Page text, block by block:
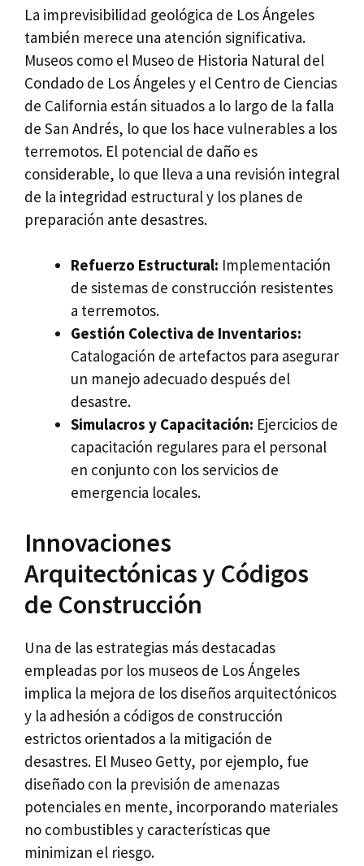
La imprevisibilidad geológica de Los Ángeles
también merece una atención significativa.
Museos como el Museo de Historia Natural del
Condado de Los Ángeles y el Centro de Ciencias
de California están situados a lo largo de la falla
de San Andrés, lo que los hace vulnerables a los
terremotos. El potencial de daño es
considerable, lo que lleva a una revisión integral
de la integridad estructural y los planes de
preparación ante desastres.
Refuerzo Estructural: Implementación
de sistemas de construcción resistentes
a terremotos.
Gestión Colectiva de Inventarios:
Catalogación de artefactos para asegurar
un manejo adecuado después del
desastre.
Simulacros y Capacitación: Ejercicios de
capacitación regulares para el personal
en conjunto con los servicios de
emergencia locales.
Innovaciones
Arquitectónicas y Códigos
de Construcción
Una de las estrategias más destacadas
empleadas por los museos de Los Ángeles
implica la mejora de los diseños arquitectónicos
y la adhesión a códigos de construcción
estrictos orientados a la mitigación de
desastres. El Museo Getty, por ejemplo, fue
diseñado con la previsión de amenazas
potenciales en mente, incorporando materiales
no combustibles y características que
minimizan el riesgo.